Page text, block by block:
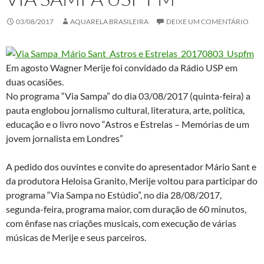
03/08/2017 AQUARELA BRASILEIRA DEIXE UM COMENTÁRIO
Em agosto Wagner Merije foi convidado da Rádio USP em
duas ocasiões.
No programa “Via Sampa” do dia 03/08/2017 (quinta-feira) a
pauta englobou jornalismo cultural, literatura, arte, política,
educação e o livro novo “Astros e Estrelas – Memórias de um
jovem jornalista em Londres”
A pedido dos ouvintes e convite do apresentador Mário Sant e
da produtora Heloisa Granito, Merije voltou para participar do
programa “Via Sampa no Estúdio”, no dia 28/08/2017,
segunda-feira, programa maior, com duração de 60 minutos,
com ênfase nas criações musicais, com execução de várias
músicas de Merije e seus parceiros.